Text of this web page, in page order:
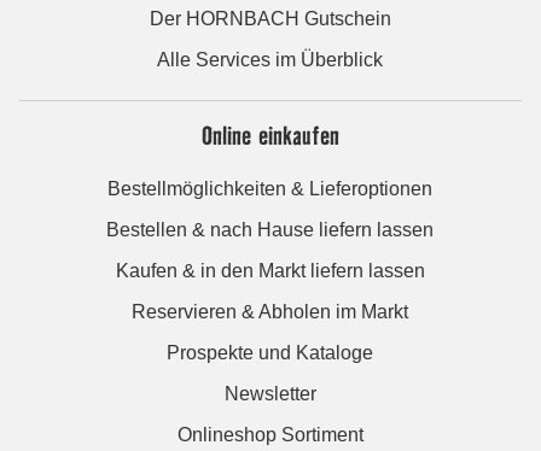
Der HORNBACH Gutschein
Alle Services im Überblick
Online einkaufen
Bestellmöglichkeiten & Lieferoptionen
Bestellen & nach Hause liefern lassen
Kaufen & in den Markt liefern lassen
Reservieren & Abholen im Markt
Prospekte und Kataloge
Newsletter
Onlineshop Sortiment